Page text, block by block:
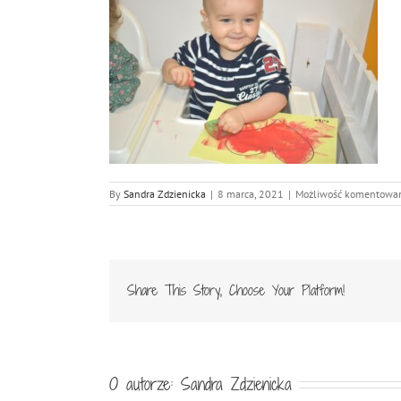
By Sandra Zdzienicka | 8 marca, 2021 | Możliwość
Share This Story, Choose Your Platform!
O autorze: Sandra Zdzienicka